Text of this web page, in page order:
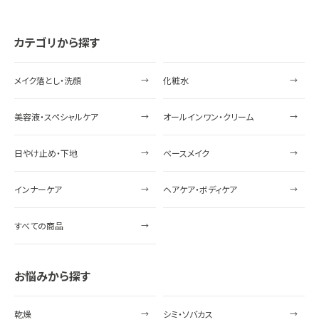
カテゴリから探す
メイク落とし・洗顔 化粧水
美容液・スペシャルケア オールインワン・クリーム
日やけ止め・下地 ベースメイク
インナーケア ヘアケア・ボディケア
すべての商品
お悩みから探す
乾燥 シミ・ソバカス